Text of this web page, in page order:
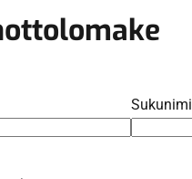
Sukunimi